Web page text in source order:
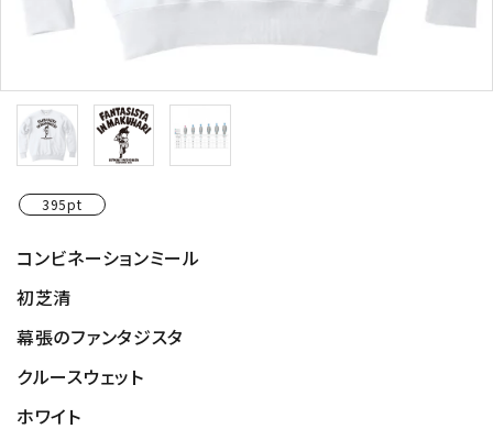
395pt
コンビネーションミール
初芝清
幕張のファンタジスタ
クルースウェット
ホワイト